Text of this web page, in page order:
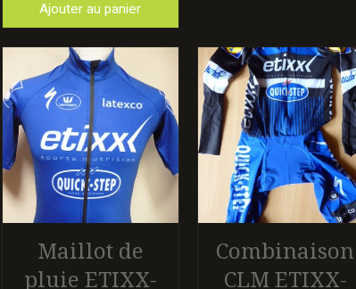
Ajouter au panier
Maillot de
pluie ETIXX-
Combinaison
CLM ETIXX-